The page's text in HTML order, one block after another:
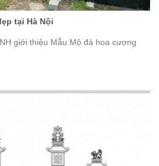
tại Hà Nội
giới thiệu Mẫu Mộ đá hoa cương